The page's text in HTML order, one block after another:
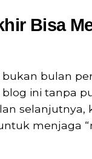
Bisa
bulan
ini tanpa
selanjutnya,
menjaga